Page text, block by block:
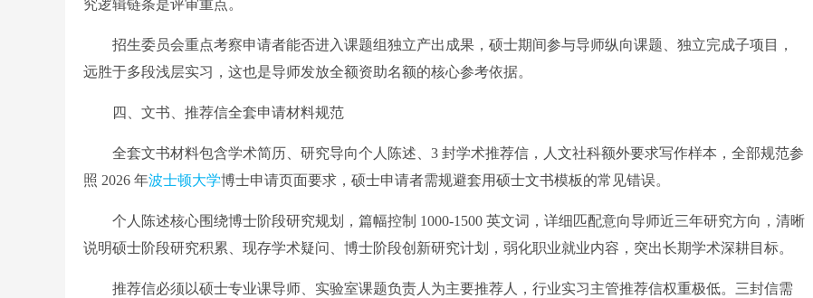
究逻辑链条是评审重点。
招生委员会重点考察申请者能否进入课题组独立产出成果，硕士期间参与导师纵向课题、独立完成子项目，
远胜于多段浅层实习，这也是导师发放全额资助名额的核心参考依据。
四、文书、推荐信全套申请材料规范
全套文书材料包含学术简历、研究导向个人陈述、3 封学术推荐信，人文社科额外要求写作样本，全部规范参
照 2026 年波士顿大学博士申请页面要求，硕士申请者需规避套用硕士文书模板的常见错误。
个人陈述核心围绕博士阶段研究规划，篇幅控制 1000-1500 英文词，详细匹配意向导师近三年研究方向，清晰
说明硕士阶段研究积累、现存学术疑问、博士阶段创新研究计划，弱化职业就业内容，突出长期学术深耕目标。
推荐信必须以硕士专业课导师、实验室课题负责人为主要推荐人，行业实习主管推荐信权重极低。三封信需